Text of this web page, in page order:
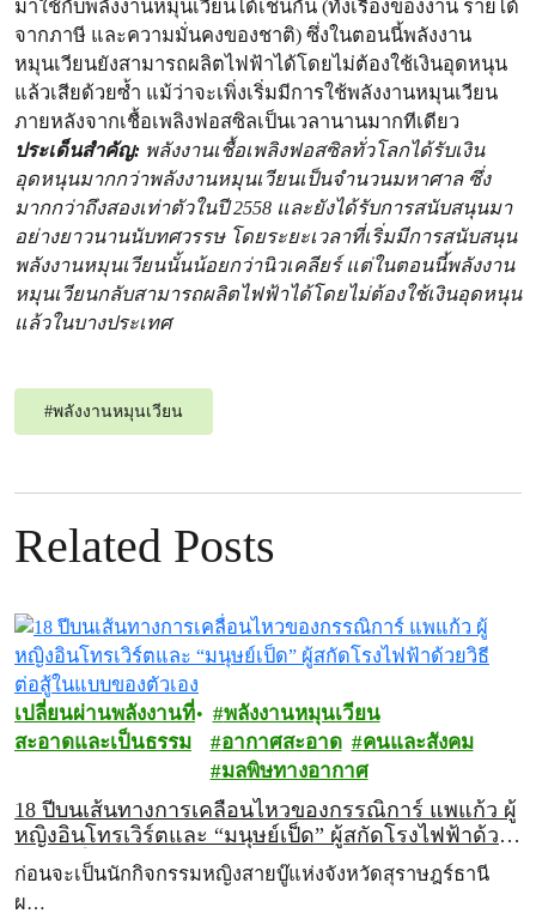
มาใช้กับพลังงานหมุนเวียนได้เช่นกัน (ทั้งเรื่องของงาน รายได้
จากภาษี และความมั่นคงของชาติ) ซึ่งในตอนนี้พลังงาน
หมุนเวียนยังสามารถผลิตไฟฟ้าได้โดยไม่ต้องใช้เงินอุดหนุน
แล้วเสียด้วยซ้ำ แม้ว่าจะเพิ่งเริ่มมีการใช้พลังงานหมุนเวียน
ภายหลังจากเชื้อเพลิงฟอสซิลเป็นเวลานานมากทีเดียว
ประเด็นสำคัญ: พลังงานเชื้อเพลิงฟอสซิลทั่วโลกได้รับเงิน
อุดหนุนมากกว่าพลังงานหมุนเวียนเป็นจำนวนมหาศาล ซึ่ง
มากกว่าถึงสองเท่าตัวในปี 2558 และยังได้รับการสนับสนุนมา
อย่างยาวนานนับทศวรรษ โดยระยะเวลาที่เริ่มมีการสนับสนุน
พลังงานหมุนเวียนนั้นน้อยกว่านิวเคลียร์ แต่ในตอนนี้พลังงาน
หมุนเวียนกลับสามารถผลิตไฟฟ้าได้โดยไม่ต้องใช้เงินอุดหนุน
แล้วในบางประเทศ
#พลังงานหมุนเวียน
Related Posts
เปลี่ยนผ่านพลังงานที่
สะอาดและเป็นธรรม
พลังงานหมุนเวียน
อากาศสะอาด
คนและสังคม
มลพิษทางอากาศ
18 ปีบนเส้นทางการเคลื่อนไหวของกรรณิการ์ แพแก้ว ผู้
หญิงอินโทรเวิร์ตและ “มนุษย์เป็ด” ผู้สกัดโรงไฟฟ้าด้วย
วิธีต่อสู้ในแบบของตัวเอง
ก่อนจะเป็นนักกิจกรรมหญิงสายบู๊แห่งจังหวัดสุราษฎร์ธานี
ผ…